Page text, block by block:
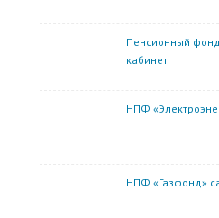
Пенсионный
кабинет
НПФ
НПФ «Газфонд»